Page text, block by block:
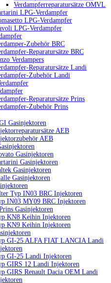
Verdampferreparatursätze OMVL
LPG-Verdampfer
LPG-Verdampfer
LPG-Verdampfer
Zubehör BRC
Reparatursätze BRC
Verdampers
Reparatursätze Landi
Zubehör Landi
Reparatursätze Prins
Zubehör Prins
Gasinjektoren
AEB
AEB
Gasinjektoren
Gasinjektoren
Gasinjektoren
Gasinjektoren
Typ IN03 BRC Injektoren
IN03 MY09 BRC Injektoren
Gasinjektoren
KN8 Keihin Injektoren
KN9 Keihin Injektoren
GI-25 ALFA FIAT LANCIA Landi
GI-25 Landi Injektoren
GIRS 12 Landi Injektoren
GIRS Renault Dacia OEM Landi